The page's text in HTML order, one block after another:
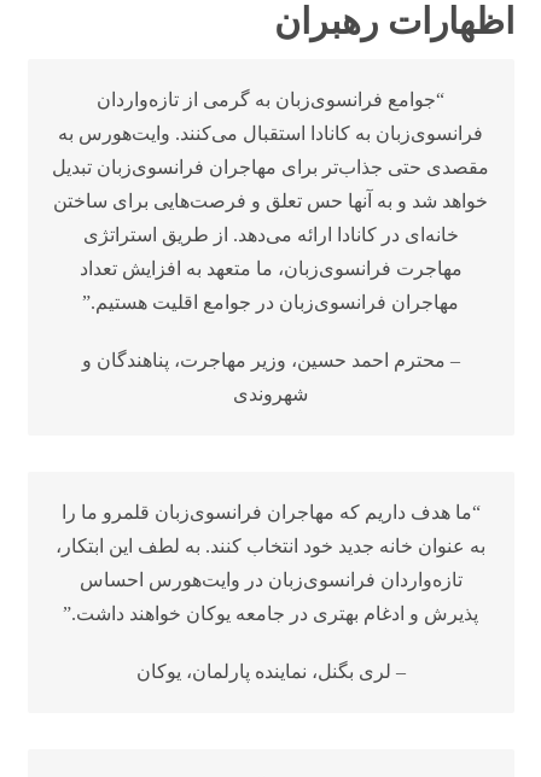
اظهارات رهبران
“جوامع فرانسوی‌زبان به گرمی از تازه‌واردان
فرانسوی‌زبان به کانادا استقبال می‌کنند. وایت‌هورس به
مقصدی حتی جذاب‌تر برای مهاجران فرانسوی‌زبان تبدیل
خواهد شد و به آنها حس تعلق و فرصت‌هایی برای ساختن
خانه‌ای در کانادا ارائه می‌دهد. از طریق استراتژی
مهاجرت فرانسوی‌زبان، ما متعهد به افزایش تعداد
مهاجران فرانسوی‌زبان در جوامع اقلیت هستیم.”
– محترم احمد حسین، وزیر مهاجرت، پناهندگان و
شهروندی
“ما هدف داریم که مهاجران فرانسوی‌زبان قلمرو ما را
به عنوان خانه جدید خود انتخاب کنند. به لطف این ابتکار،
تازه‌واردان فرانسوی‌زبان در وایت‌هورس احساس
پذیرش و ادغام بهتری در جامعه یوکان خواهند داشت.”
– لری بگنل، نماینده پارلمان، یوکان